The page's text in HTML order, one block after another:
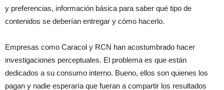
y preferencias, información básica para saber qué tipo de
contenidos se deberían entregar y cómo hacerlo.
Empresas como Caracol y RCN han acostumbrado hacer
investigaciones perceptuales. El problema es que están
dedicados a su consumo interno. Bueno, ellos son quienes los
pagan y nadie esperaría que fueran a compartir los resultados